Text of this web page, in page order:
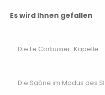
Es wird Ihnen gefallen
Die Le Corbusier-Kapelle
Die Saône im Modus des
Ray-
Blick auf